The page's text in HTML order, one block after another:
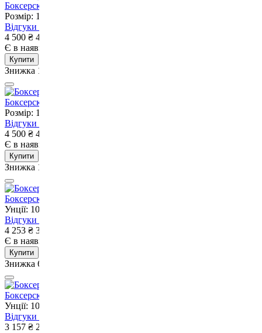
Боксерскі рукавиці ADIDAS IBA Red-10 унцій
Розмір: 10 OZ
Відгуки
4 500 ₴ 4 050
Є в наявності
Купити
Знижка 10%
Боксерскі рукавиці ADIDAS IBA Blue-10 унцій
Розмір: 10 OZ
Відгуки
4 500 ₴ 4 050
Є в наявності
Купити
Знижка 10%
Боксерские перчатки V`Noks Vi Venti 10 ун.
Унції: 10
Відгуки
4 253 ₴ 3 994
Є в наявності
Купити
Знижка 6%
Боксерские перчатки RDX F4 Red 10 ун.
Унції: 10
Відгуки
3 157 ₴ 2 850